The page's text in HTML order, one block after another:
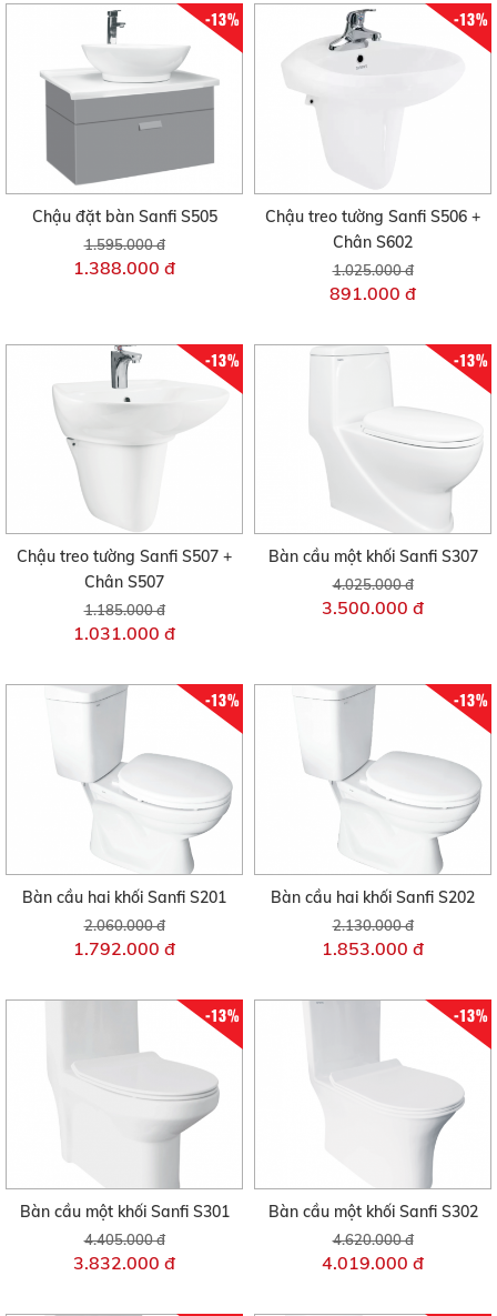
-13%
Chậu đặt bàn Sanfi S505
1.595.000 đ
1.388.000 đ
-13%
Chậu treo tường Sanfi S506 +
Chân S602
1.025.000 đ
891.000 đ
-13%
Chậu treo tường Sanfi S507 +
Chân S507
1.185.000 đ
1.031.000 đ
-13%
Bàn cầu một khối Sanfi S307
4.025.000 đ
3.500.000 đ
-13%
Bàn cầu hai khối Sanfi S201
2.060.000 đ
1.792.000 đ
-13%
Bàn cầu hai khối Sanfi S202
2.130.000 đ
1.853.000 đ
-13%
Bàn cầu một khối Sanfi S301
4.405.000 đ
3.832.000 đ
-13%
Bàn cầu một khối Sanfi S302
4.620.000 đ
4.019.000 đ